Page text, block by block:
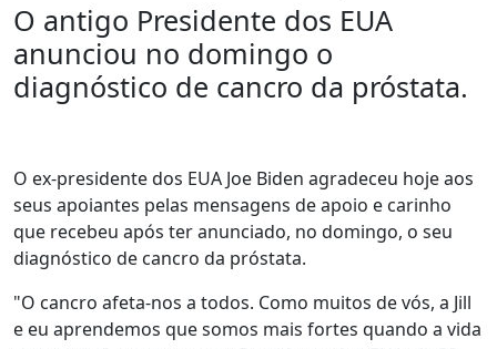
O antigo Presidente dos EUA
anunciou no domingo o
diagnóstico de cancro da próstata.
O ex-presidente dos EUA Joe Biden agradeceu hoje aos
seus apoiantes pelas mensagens de apoio e carinho
que recebeu após ter anunciado, no domingo, o seu
diagnóstico de cancro da próstata.
"O cancro afeta-nos a todos. Como muitos de vós, a Jill
e eu aprendemos que somos mais fortes quando a vida